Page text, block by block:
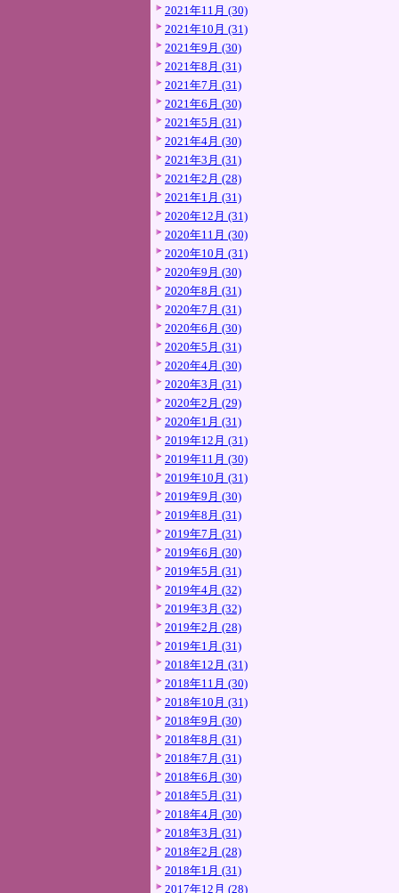
2021年11月 (30)
2021年10月 (31)
2021年9月 (30)
2021年8月 (31)
2021年7月 (31)
2021年6月 (30)
2021年5月 (31)
2021年4月 (30)
2021年3月 (31)
2021年2月 (28)
2021年1月 (31)
2020年12月 (31)
2020年11月 (30)
2020年10月 (31)
2020年9月 (30)
2020年8月 (31)
2020年7月 (31)
2020年6月 (30)
2020年5月 (31)
2020年4月 (30)
2020年3月 (31)
2020年2月 (29)
2020年1月 (31)
2019年12月 (31)
2019年11月 (30)
2019年10月 (31)
2019年9月 (30)
2019年8月 (31)
2019年7月 (31)
2019年6月 (30)
2019年5月 (31)
2019年4月 (32)
2019年3月 (32)
2019年2月 (28)
2019年1月 (31)
2018年12月 (31)
2018年11月 (30)
2018年10月 (31)
2018年9月 (30)
2018年8月 (31)
2018年7月 (31)
2018年6月 (30)
2018年5月 (31)
2018年4月 (30)
2018年3月 (31)
2018年2月 (28)
2018年1月 (31)
2017年12月 (28)